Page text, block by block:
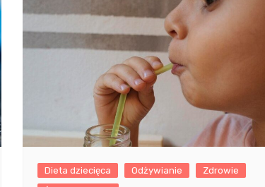
Dieta dziecięca Odżywianie
Zdrowie